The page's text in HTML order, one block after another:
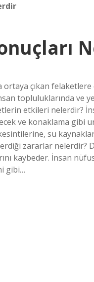
çıkan felaketlere
topluluklarında ve
etkileri nelerdir?
ve konaklama gibi
su
zararlar
kaybeder. İnsan
gibi…